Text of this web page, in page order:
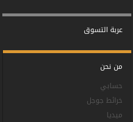
عربة التسوق
من نحن
حسابي
خرائط جوجل
ميديا